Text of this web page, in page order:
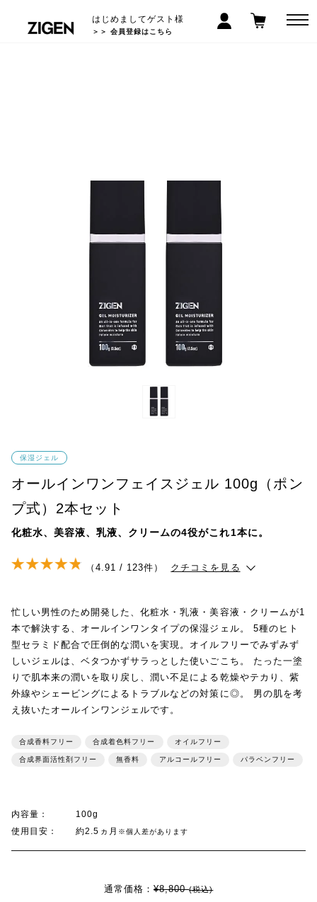
はじめましてゲスト様
＞＞ 会員登録はこちら
保湿ジェル
オールインワンフェイスジェル 100g（ポン
プ式）2本セット
化粧水、美容液、乳液、クリームの4役がこれ1本に。
（4.91 / 123件） クチコミを見る
忙しい男性のため開発した、化粧水・乳液・美容液・クリームが1
本で解決する、オールインワンタイプの保湿ジェル。 5種のヒト
型セラミド配合で圧倒的な潤いを実現。オイルフリーでみずみず
しいジェルは、ベタつかずサラっとした使いごこち。 たった一塗
りで肌本来の潤いを取り戻し、潤い不足による乾燥やテカり、紫
外線やシェービングによるトラブルなどの対策に◎。 男の肌を考
え抜いたオールインワンジェルです。
合成香料フリー 合成着色料フリー オイルフリー
合成界面活性剤フリー 無香料 アルコールフリー パラベンフリー
内容量：
100g
使用目安：
約2.5ヵ月 ※個人差があります
通常価格：¥8,800(税込)